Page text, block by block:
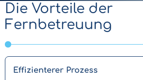
Die Vorteile der
Fernbetreuung
Effizienterer Prozess